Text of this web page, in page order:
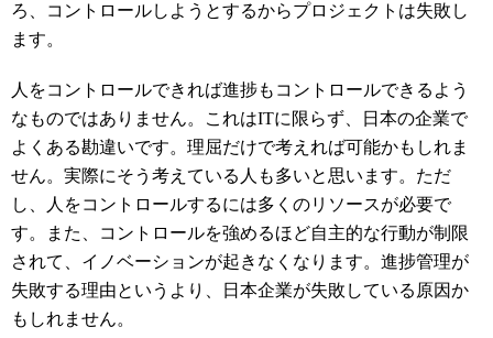
ろ、コントロールしようとするからプロジェクトは失敗し
ます。
人をコントロールできれば進捗もコントロールできるよう
なものではありません。これはITに限らず、日本の企業で
よくある勘違いです。理屈だけで考えれば可能かもしれま
せん。実際にそう考えている人も多いと思います。ただ
し、人をコントロールするには多くのリソースが必要で
す。また、コントロールを強めるほど自主的な行動が制限
されて、イノベーションが起きなくなります。進捗管理が
失敗する理由というより、日本企業が失敗している原因か
もしれません。